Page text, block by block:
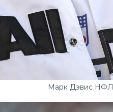
Марк Дэвис НФЛ